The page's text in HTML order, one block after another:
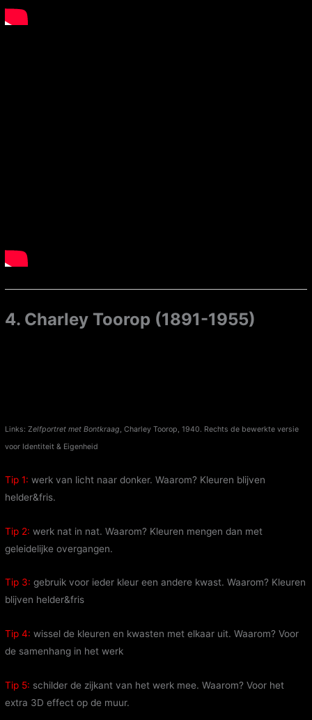
4. Charley Toorop (1891-1955)
Links: Zelfportret met Bontkraag, Charley Toorop, 1940. Rechts de bewerkte versie
voor Identiteit & Eigenheid
Tip 1: werk van licht naar donker. Waarom? Kleuren blijven
helder&fris.
Tip 2: werk nat in nat. Waarom? Kleuren mengen dan met
geleidelijke overgangen.
Tip 3: gebruik voor ieder kleur een andere kwast. Waarom? Kleuren
blijven helder&fris
Tip 4: wissel de kleuren en kwasten met elkaar uit. Waarom? Voor
de samenhang in het werk
Tip 5: schilder de zijkant van het werk mee. Waarom? Voor het
extra 3D effect op de muur.